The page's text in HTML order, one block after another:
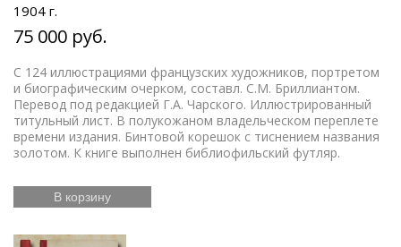
1904 г.
75 000 руб.
С 124 иллюстрациями французских художников, портретом
и биографическим очерком, составл. С.М. Бриллиантом.
Перевод под редакцией Г.А. Чарского. Иллюстрированный
титульный лист. В полукожаном владельческом переплете
времени издания. Бинтовой корешок с тиснением названия
золотом. К книге выполнен библиофильский футляр.
В корзину